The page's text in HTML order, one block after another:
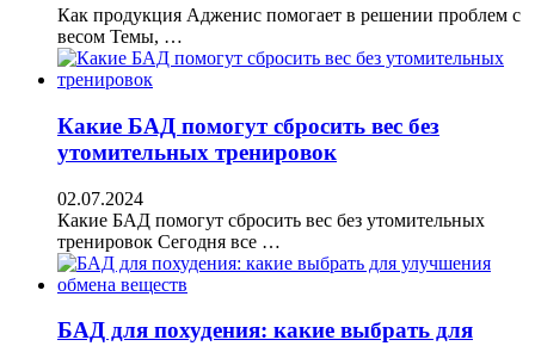
Как продукция Адженис помогает в решении проблем с
весом Темы, …
Какие БАД помогут сбросить вес без
утомительных тренировок
02.07.2024
Какие БАД помогут сбросить вес без утомительных
тренировок Сегодня все …
БАД для похудения: какие выбрать для